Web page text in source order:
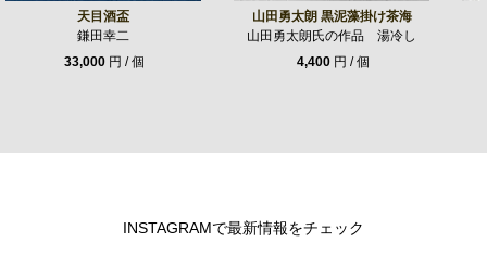
天目酒盃
鎌田幸二
33,000 円 / 個
山田勇太朗 黒泥藻掛け茶海
山田勇太朗氏の作品 湯冷し
4,400円 / 個
INSTAGRAMで最新情報をチェック